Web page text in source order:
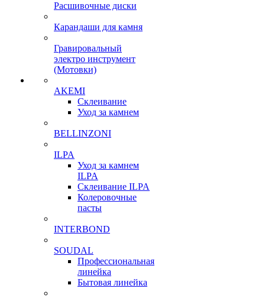
Расшивочные диски
Карандаши для камня
Гравировальный
электро инструмент
(Мотовки)
AKEMI
Склеивание
Уход за камнем
BELLINZONI
ILPA
Уход за камнем
ILPA
Склеивание ILPA
Колеровочные
пасты
INTERBOND
SOUDAL
Профессиональная
линейка
Бытовая линейка